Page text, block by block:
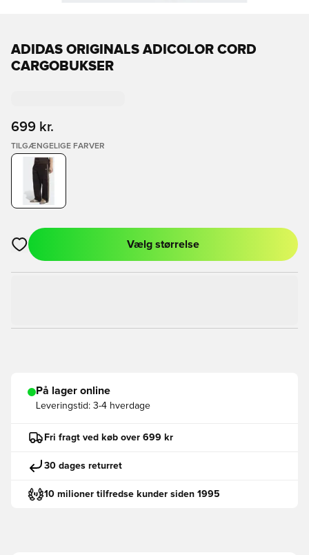
ADIDAS ORIGINALS ADICOLOR CORD
CARGOBUKSER
699 kr.
TILGÆNGELIGE FARVER
Åbner en Modal til at logge ind eller tilmelde dig som medlem
Vælg størrelse
På lager online
Leveringstid: 3-4 hverdage
Fri fragt ved køb over 699 kr
30 dages returret
10 milioner tilfredse kunder siden 1995